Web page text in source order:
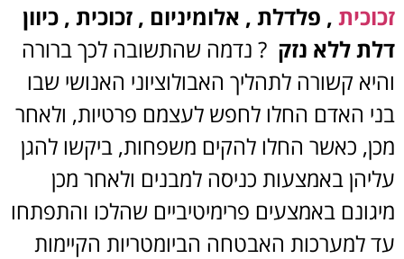
זכוכית , פלדלת , אלומיניום , זכוכית , כיוון
דלת ללא נזק ? נדמה שהתשובה לכך ברורה
והיא קשורה לתהליך האבולוציוני האנושי שבו
בני האדם החלו לחפש לעצמם פרטיות, ולאחר
מכן, כאשר החלו להקים משפחות, ביקשו להגן
עליהן באמצעות כניסה למבנים ולאחר מכן
מיגונם באמצעים פרימיטיביים שהלכו והתפתחו
עד למערכות האבטחה הביומטריות הקיימות